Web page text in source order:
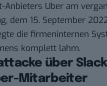
Anbieters Uber am
dem 15. September
die firmeninternen
komplett lahm.
über
Mitarbeiter